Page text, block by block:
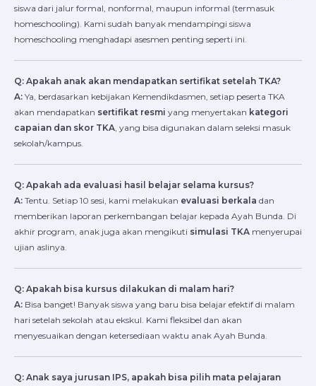
siswa dari jalur formal, nonformal, maupun informal (termasuk
homeschooling). Kami sudah banyak mendampingi siswa
homeschooling menghadapi asesmen penting seperti ini.
Q: Apakah anak akan mendapatkan sertifikat setelah TKA?
A: Ya, berdasarkan kebijakan Kemendikdasmen, setiap peserta TKA
akan mendapatkan sertifikat resmi yang menyertakan kategori
capaian dan skor TKA , yang bisa digunakan dalam seleksi masuk
sekolah/kampus.
Q: Apakah ada evaluasi hasil belajar selama kursus?
A: Tentu. Setiap 10 sesi, kami melakukan evaluasi berkala dan
memberikan laporan perkembangan belajar kepada Ayah Bunda. Di
akhir program, anak juga akan mengikuti simulasi TKA menyerupai
ujian aslinya.
Q: Apakah bisa kursus dilakukan di malam hari?
A: Bisa banget! Banyak siswa yang baru bisa belajar efektif di malam
hari setelah sekolah atau ekskul. Kami fleksibel dan akan
menyesuaikan dengan ketersediaan waktu anak Ayah Bunda.
Q: Anak saya jurusan IPS, apakah bisa pilih mata pelajaran